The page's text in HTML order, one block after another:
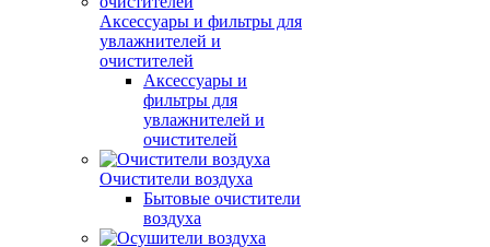
Аксессуары и фильтры для
увлажнителей и
очистителей
Аксессуары и
фильтры для
увлажнителей и
очистителей
Очистители воздуха
Бытовые очистители
воздуха